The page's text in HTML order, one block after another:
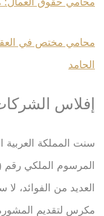
الحامد
إفلاس
سنت المملكة
العديد من الفوائد، لا
مكرس لتقديم